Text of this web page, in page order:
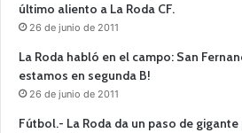
último aliento a La Roda CF.
26 de junio de 2011
La Roda habló en el campo: San
estamos en segunda B!
26 de junio de 2011
Fútbol.- La Roda da un paso de